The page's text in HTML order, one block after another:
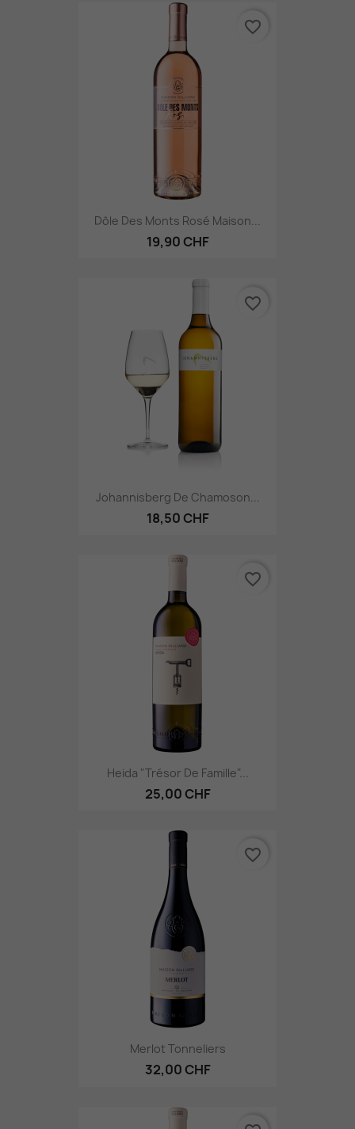
Dôle Des Monts Rosé Maison...
19,90 CHF
favorite_border
Johannisberg De Chamoson...
18,50 CHF
favorite_border
Heida "Trésor De Famille"...
25,00 CHF
favorite_border
Merlot Tonneliers
32,00 CHF
favorite_border